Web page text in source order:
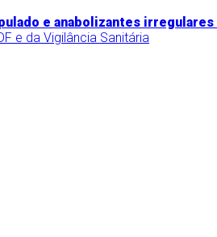
e anabolizantes irregulares
e da Vigilância Sanitária